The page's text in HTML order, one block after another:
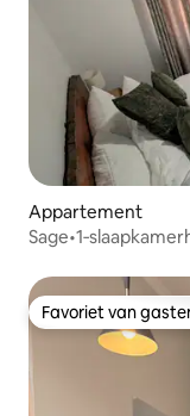
Appartement
Favoriet van
Favoriet van